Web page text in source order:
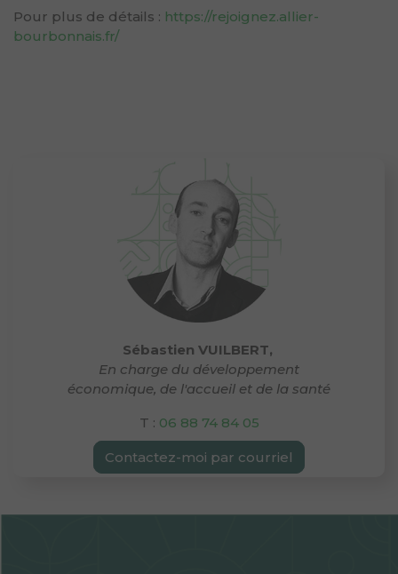
Pour plus de détails : https://rejoignez.allier-
bourbonnais.fr/
Sébastien VUILBERT,
En charge du développement
économique, de l'accueil et de la santé
T : 06 88 74 84 05
Contactez-moi par courriel